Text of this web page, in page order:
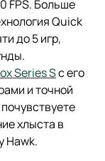
FPS. Больше
Quick
до 5 игр,
Series Sс его
и точной
хлыста в
Hawk.